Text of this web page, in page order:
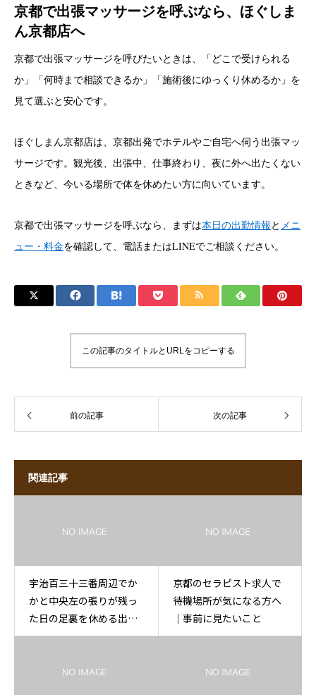
京都で出張マッサージを呼ぶなら、ほぐしま
ん京都店へ
京都で出張マッサージを呼びたいときは、「どこで受けられる
か」「何時まで相談できるか」「施術後にゆっくり休めるか」を
見て選ぶと安心です。
ほぐしまん京都店は、京都出発でホテルやご自宅へ伺う出張マッ
サージです。観光後、出張中、仕事終わり、夜に外へ出たくない
ときなど、今いる場所で体を休めたい方に向いています。
京都で出張マッサージを呼ぶなら、まずは本日の出勤情報と メニ
ュー・料金を確認して、電話またはLINEでご相談ください。
この記事のタイトルとURLをコピーする
前の記事 次の記事
関連記事
宇治百三十三番周辺でか
かと中央左の張りが残っ
た日の足裏を休める出張
もみほぐし
京都のセラピスト求人で
待機場所が気になる方へ
｜事前に見たいこと